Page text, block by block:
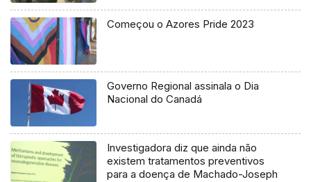
Começou o Azores Pride 2023
Governo Regional assinala o Dia
Nacional do Canadá
Investigadora diz que ainda não
existem tratamentos preventivos
para a doença de Machado-Joseph